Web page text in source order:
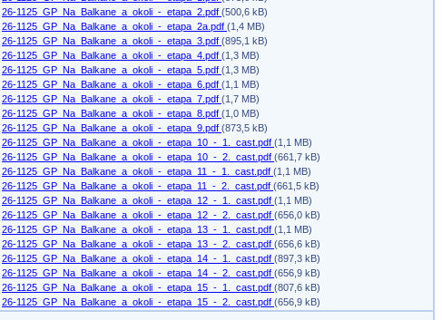
26-1125_GP_Na_Balkane_a_okoli_-_etapa_2.pdf (500,6 kB)
26-1125_GP_Na_Balkane_a_okoli_-_etapa_2a.pdf (1,4 MB)
26-1125_GP_Na_Balkane_a_okoli_-_etapa_3.pdf (895,1 kB)
26-1125_GP_Na_Balkane_a_okoli_-_etapa_4.pdf (1,3 MB)
26-1125_GP_Na_Balkane_a_okoli_-_etapa_5.pdf (1,3 MB)
26-1125_GP_Na_Balkane_a_okoli_-_etapa_6.pdf (1,1 MB)
26-1125_GP_Na_Balkane_a_okoli_-_etapa_7.pdf (1,7 MB)
26-1125_GP_Na_Balkane_a_okoli_-_etapa_8.pdf (1,0 MB)
26-1125_GP_Na_Balkane_a_okoli_-_etapa_9.pdf (873,5 kB)
26-1125_GP_Na_Balkane_a_okoli_-_etapa_10_-_1._cast.pdf (1,1 MB)
26-1125_GP_Na_Balkane_a_okoli_-_etapa_10_-_2._cast.pdf (661,7 kB)
26-1125_GP_Na_Balkane_a_okoli_-_etapa_11_-_1._cast.pdf (1,1 MB)
26-1125_GP_Na_Balkane_a_okoli_-_etapa_11_-_2._cast.pdf (661,5 kB)
26-1125_GP_Na_Balkane_a_okoli_-_etapa_12_-_1._cast.pdf (1,1 MB)
26-1125_GP_Na_Balkane_a_okoli_-_etapa_12_-_2._cast.pdf (656,0 kB)
26-1125_GP_Na_Balkane_a_okoli_-_etapa_13_-_1._cast.pdf (1,1 MB)
26-1125_GP_Na_Balkane_a_okoli_-_etapa_13_-_2._cast.pdf (656,6 kB)
26-1125_GP_Na_Balkane_a_okoli_-_etapa_14_-_1._cast.pdf (897,3 kB)
26-1125_GP_Na_Balkane_a_okoli_-_etapa_14_-_2._cast.pdf (656,9 kB)
26-1125_GP_Na_Balkane_a_okoli_-_etapa_15_-_1._cast.pdf (807,6 kB)
26-1125_GP_Na_Balkane_a_okoli_-_etapa_15_-_2._cast.pdf (656,9 kB)